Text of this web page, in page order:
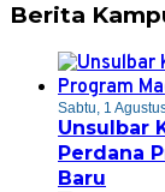
Berita
Sabtu, 1
Unsulbar
Perdana
Baru